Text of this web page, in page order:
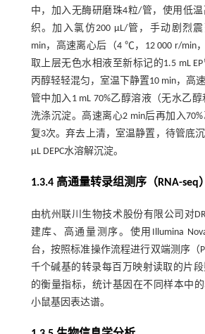
中，加入无酶研磨珠4粒/管，使用低
织。加入氯仿200 µL/管，手动剧烈震
min，高速离心后（4 ℃，12 000 r/min
取上层无色水相液至新标记的1.5 mL
丙醇轻轻混匀，室温下静置10 min，高
管中加入1 mL 70%乙醇溶液（无水乙醇
洗涤沉淀。高速离心2 min后再加入
复3次。弃去上清，室温静置，待管底
µL DEPC水溶解沉淀。
1.3.4 高通量转录组测序（RNA-seq）
由杭州联川生物技术股份有限公司对
建库、高通量测序。使用Illumina
台，按照标准操作流程进行双端测序（
千个碱基的转录每百万映射读取的片
的衡量指标，统计基因在不同样本中的
小鼠基因表达谱。